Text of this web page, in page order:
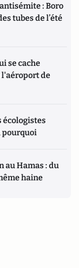
: Boro
tubes de l’été
se cache
l'aéroport de
écologistes
pourquoi
au Hamas : du
haine